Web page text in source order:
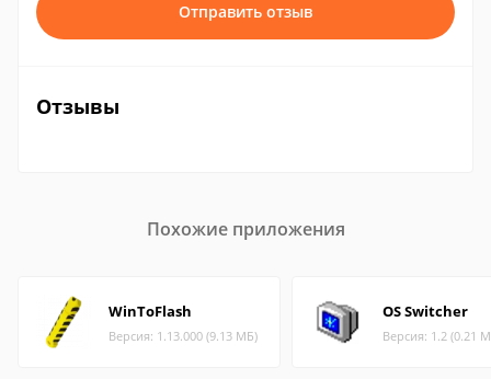
Отправить отзыв
Отзывы
Похожие приложения
WinToFlash
Версия: 1.13.000 (9.13 МБ)
OS Switcher
Версия: 1.2 (0.21